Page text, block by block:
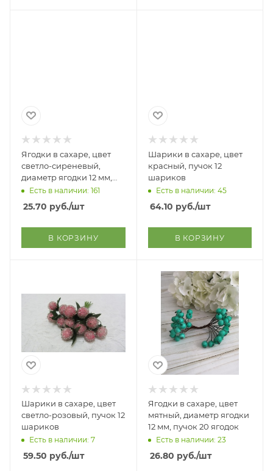
Ягодки в сахаре, цвет
светло-сиреневый,
диаметр ягодки 12 мм,
пучок 20 ягодок
Есть в наличии: 161
25.70 руб./шт
В КОРЗИНУ
Шарики в сахаре, цвет
красный, пучок 12
шариков
Есть в наличии: 45
64.10 руб./шт
В КОРЗИНУ
Шарики в сахаре, цвет
светло-розовый, пучок 12
шариков
Есть в наличии: 7
59.50 руб./шт
Ягодки в сахаре, цвет
мятный, диаметр ягодки
12 мм, пучок 20 ягодок
Есть в наличии: 23
26.80 руб./шт